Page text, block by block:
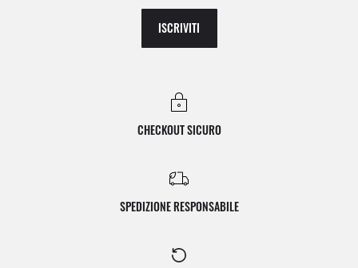
ISCRIVITI
CHECKOUT SICURO
SPEDIZIONE RESPONSABILE